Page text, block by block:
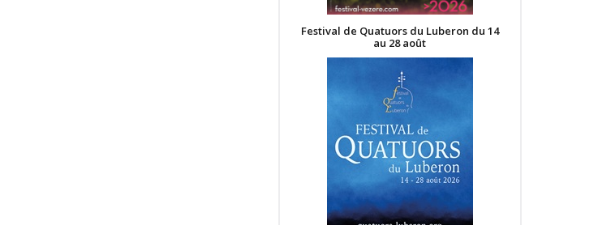
Festival de Quatuors du Luberon du 14
au 28 août